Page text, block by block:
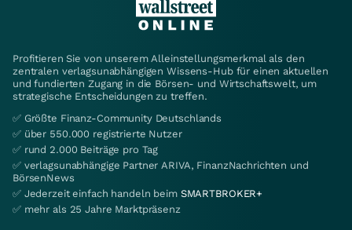
Profitieren Sie von unserem Alleinstellungsmerkmal als den
zentralen verlagsunabhängigen Wissens-Hub für einen aktuellen
und fundierten Zugang in die Börsen- und Wirtschaftswelt, um
strategische Entscheidungen zu treffen.
✅ Größte Finanz-Community Deutschlands
✅ über 550.000 registrierte Nutzer
✅ rund 2.000 Beiträge pro Tag
✅ verlagsunabhängige Partner ARIVA, FinanzNachrichten und
BörsenNews
✅ Jederzeit einfach handeln beim SMARTBROKER+
✅ mehr als 25 Jahre Marktpräsenz